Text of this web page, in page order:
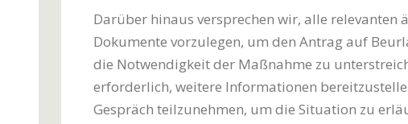
Darüber hinaus versprechen wir, alle relevanten
Dokumente vorzulegen, um den Antrag auf
die Notwendigkeit der Maßnahme zu
erforderlich, weitere Informationen
Gespräch teilzunehmen, um die Situation zu